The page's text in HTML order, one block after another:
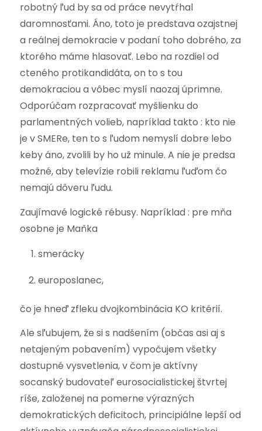
robotný ľud by sa od práce nevytŕhal
daromnosťami. Áno, toto je predstava ozajstnej
a reálnej demokracie v podaní toho dobrého, za
ktorého máme hlasovať. Lebo na rozdiel od
cteného protikandidáta, on to s tou
demokraciou a vôbec myslí naozaj úprimne.
Odporúčam rozpracovať myšlienku do
parlamentných volieb, napríklad takto : kto nie
je v SMERe, ten to s ľudom nemyslí dobre lebo
keby áno, zvolili by ho už minule. A nie je predsa
možné, aby televízie robili reklamu ľuďom čo
nemajú dôveru ľudu.
Zaujímavé logické rébusy. Napríklad : pre mňa
osobne je Maňka
smerácky
europoslanec,
čo je hneď zfleku dvojkombinácia KO kritérií.
Ale sľubujem, že si s nadšením (občas asi aj s
netajeným pobavením) vypočujem všetky
dostupné vysvetlenia, v čom je aktívny
socanský budovateľ eurosocialistickej štvrtej
ríše, založenej na pomerne výrazných
demokratických deficitoch, principiálne lepší od